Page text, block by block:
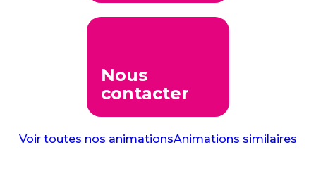
Nous
contacter
Voir toutes nos animationsAnimations similaires